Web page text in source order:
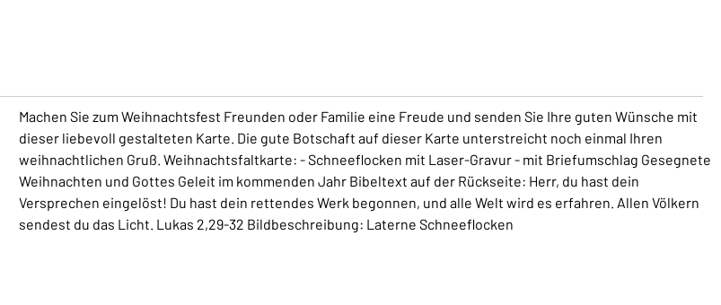
Machen Sie zum Weihnachtsfest Freunden oder Familie eine Freude und senden Sie Ihre guten Wünsche mit
dieser liebevoll gestalteten Karte. Die gute Botschaft auf dieser Karte unterstreicht noch einmal Ihren
weihnachtlichen Gruß. Weihnachtsfaltkarte: - Schneeflocken mit Laser-Gravur - mit Briefumschlag Gesegnete
Weihnachten und Gottes Geleit im kommenden Jahr Bibeltext auf der Rückseite: Herr, du hast dein
Versprechen eingelöst! Du hast dein rettendes Werk begonnen, und alle Welt wird es erfahren. Allen Völkern
sendest du das Licht. Lukas 2,29-32 Bildbeschreibung: Laterne Schneeflocken